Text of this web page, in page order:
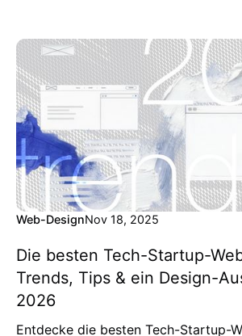
Web-DesignNov 18, 2025
Die besten Tech-Startup-
Trends, Tips & ein Design-
2026
Entdecke die besten Tech-Startup-